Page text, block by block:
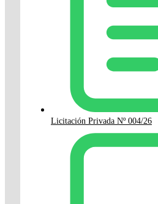
Licitación Privada Nº 004/26